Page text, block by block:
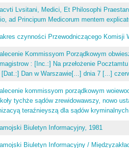
Lvsitani, Medici, Et Philosophi
ad Principum Medicorum mentem
czynności Przewodniczącego Komisji
Kommissyom Porządkowym
: [Inc.:] Na przełożenie
Dan w Warszawie[...] dnia 7 [...]
kommissyom porządkowym
tychże sądów zrewidowawszy, nowo
teraźnieyszą dla sądów
Biuletyn Informacyjny, 1981
Biuletyn Informacyjny /